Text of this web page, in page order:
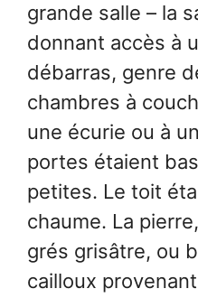
grande salle – la
donnant accès à
débarras, genre
chambres à
une écurie ou à
portes étaient
petites. Le toit
chaume. La
grés grisâtre, ou
cailloux